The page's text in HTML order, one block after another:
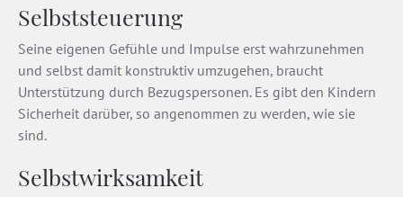
Selbststeuerung
Seine eigenen Gefühle und Impulse erst wahrzunehmen
und selbst damit konstruktiv umzugehen, braucht
Unterstützung durch Bezugspersonen. Es gibt den Kindern
Sicherheit darüber, so angenommen zu werden, wie sie
sind.
Selbstwirksamkeit